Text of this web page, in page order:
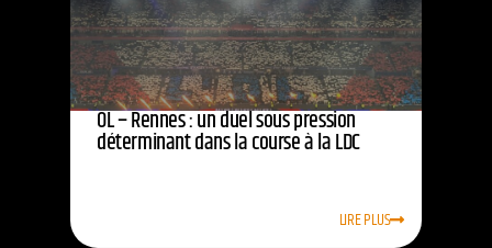
OL – Rennes : un duel sous pression
déterminant dans la course à la LDC
LIRE PLUS